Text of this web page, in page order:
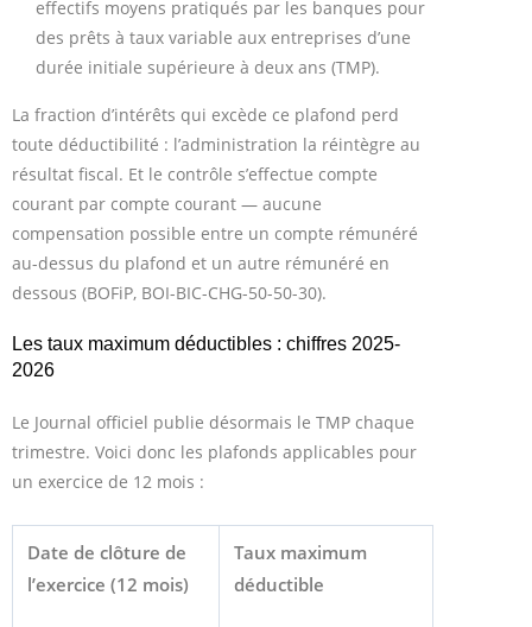
effectifs moyens pratiqués par les banques pour
des prêts à taux variable aux entreprises d’une
durée initiale supérieure à deux ans (TMP).
La fraction d’intérêts qui excède ce plafond perd
toute déductibilité : l’administration la réintègre au
résultat fiscal. Et le contrôle s’effectue compte
courant par compte courant — aucune
compensation possible entre un compte rémunéré
au-dessus du plafond et un autre rémunéré en
dessous (BOFiP, BOI-BIC-CHG-50-50-30).
Les taux maximum déductibles : chiffres 2025-
2026
Le Journal officiel publie désormais le TMP chaque
trimestre. Voici donc les plafonds applicables pour
un exercice de 12 mois :
Date de clôture de
l’exercice (12 mois)
Taux maximum
déductible